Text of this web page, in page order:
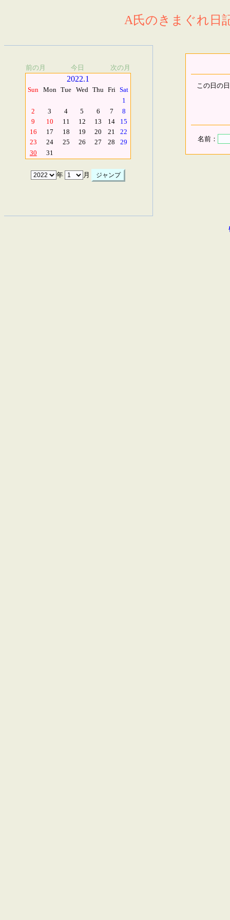
A氏のきまぐれ日
前の月 今日 次の月
2022.1
Sun Mon Tue Wed Thu Fri Sat
1
2
3 4 5 6 7
8
9
10 11 12 13 14
15
16
17 18 19 20 21
22
23
24 25 26 27 28
29
30
31
年 月
この日の
名前：